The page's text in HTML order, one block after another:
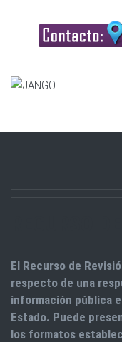
El Recurso de
respecto de una
información pública
Estado. Puede
los formatos